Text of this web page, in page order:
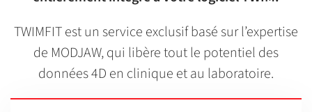
TWIMFIT est un service exclusif basé sur l’expertise
de MODJAW, qui libère tout le potentiel des
données 4D en clinique et au laboratoire.